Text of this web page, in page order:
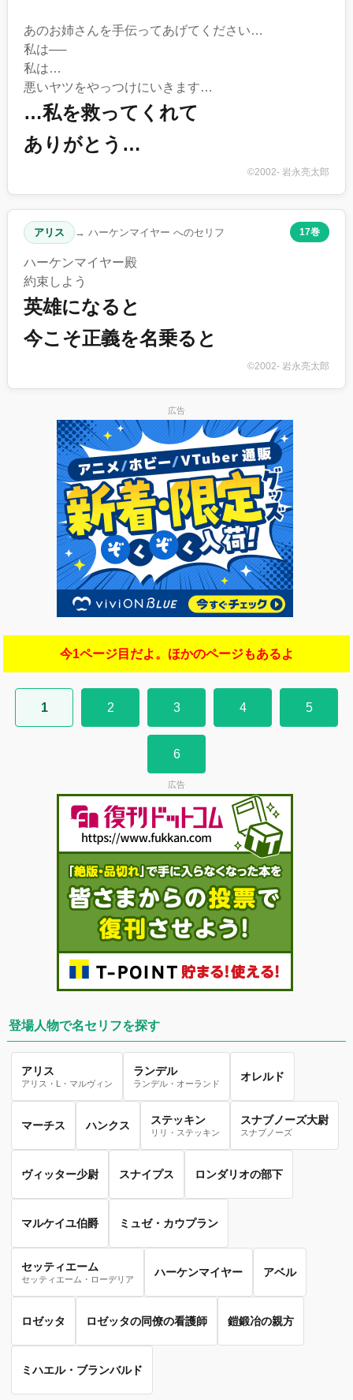
あのお姉さんを手伝ってあげてください…
私は──
私は…
悪いヤツをやっつけにいきます…
…私を救ってくれて
ありがとう…
©2002- 岩永亮太郎
アリス → ハーケンマイヤー へのセリフ 17巻
ハーケンマイヤー殿
約束しよう
英雄になると
今こそ正義を名乗ると
©2002- 岩永亮太郎
広告
今1ページ目だよ。ほかのページもあるよ
1 2 3 4 5
6
広告
登場人物で名セリフを探す
アリス
アリス・L・マルヴィン
ランデル
ランデル・オーランド
オレルド
マーチス ハンクス ステッキン
リリ・ステッキン
スナブノーズ大尉
スナブノーズ
ヴィッター少尉 スナイプス ロンダリオの部下
マルケイユ伯爵 ミュゼ・カウプラン
セッティエーム
セッティエーム・ローデリア
ハーケンマイヤー アベル
ロゼッタ ロゼッタの同僚の看護師 鎧鍛冶の親方
ミハエル・ブランバルド